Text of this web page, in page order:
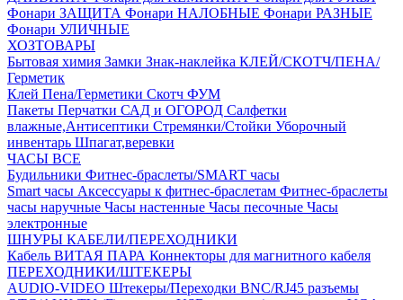
Фонари ЗАЩИТА Фонари НАЛОБНЫЕ Фонари РАЗНЫЕ
Фонари УЛИЧНЫЕ
ХОЗТОВАРЫ
Бытовая химия Замки Знак-наклейка КЛЕЙ/СКОТЧ/ПЕНА/
Герметик
Клей Пена/Герметики Скотч ФУМ
Пакеты Перчатки САД и ОГОРОД Салфетки
влажные,Антисептики Стремянки/Стойки Уборочный
инвентарь Шпагат,веревки
ЧАСЫ ВСЕ
Будильники Фитнес-браслеты/SMART часы
Smart часы Аксессуары к фитнес-браслетам Фитнес-браслеты
часы наручные Часы настенные Часы песочные Часы
электронные
ШНУРЫ КАБЕЛИ/ПЕРЕХОДНИКИ
Кабель ВИТАЯ ПАРА Коннекторы для магнитного кабеля
ПЕРЕХОДНИКИ/ШТЕКЕРЫ
AUDIO-VIDEO Штекеры/Переходки BNC/RJ45 разъемы